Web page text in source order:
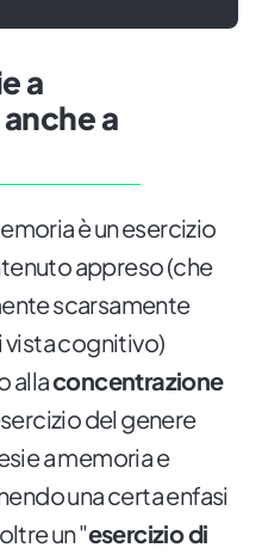
a
a
è un esercizio
appreso (che
scarsamente
vista cognitivo)
allaconcentrazione
del genere
a memoria e
una certa enfasi
un "esercizio di